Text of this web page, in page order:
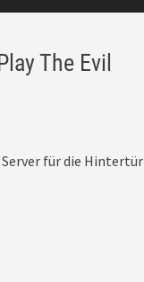
The Evil
für die Hintertür